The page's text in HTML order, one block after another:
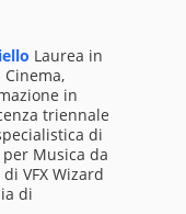
Laurea in
in
triennale
di
Musica da
VFX Wizard
di